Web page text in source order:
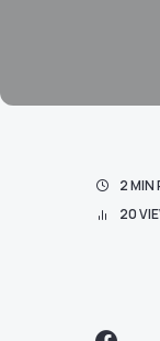
2 MIN
20